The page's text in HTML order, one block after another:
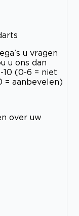
u vragen
u ons dan
10 (0-6 = niet
= aanbevelen)
over uw